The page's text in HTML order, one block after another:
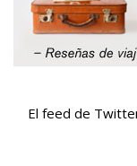
El feed de